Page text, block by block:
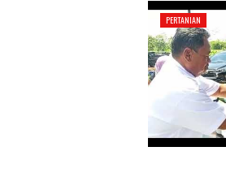
PERTANIAN